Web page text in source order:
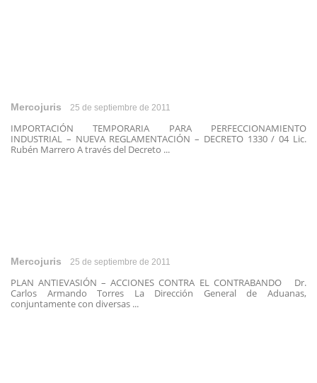
Mercojuris 25 de septiembre de 2011
IMPORTACIÓN TEMPORARIA PARA PERFECCIONAMIENTO
INDUSTRIAL – NUEVA REGLAMENTACIÓN – DECRETO 1330 / 04 Lic.
Rubén Marrero A través del Decreto ...
Mercojuris 25 de septiembre de 2011
PLAN ANTIEVASIÓN – ACCIONES CONTRA EL CONTRABANDO Dr.
Carlos Armando Torres La Dirección General de Aduanas,
conjuntamente con diversas ...